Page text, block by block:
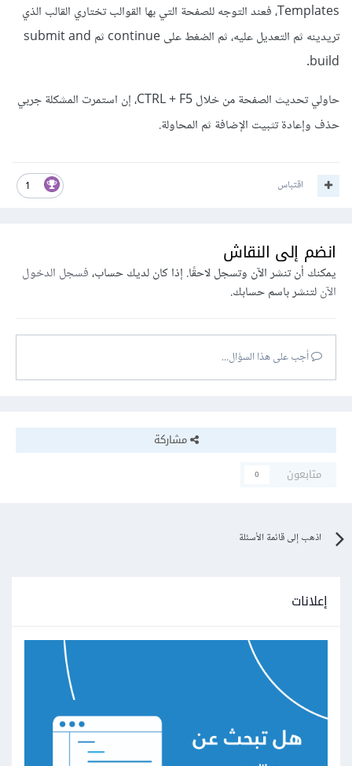
Templates، فعند التوجه للصفحة التي بها القوالب تختاري القالب الذي
تريدينه ثم التعديل عليه، ثم الضغط على continue ثم submit and
build.
حاولي تحديث الصفحة من خلال CTRL + F5، إن استمرت المشكلة جربي
حذف وإعادة تثبيت الإضافة ثم المحاولة.
1 اقتباس
انضم إلى النقاش
يمكنك أن تنشر الآن وتسجل لاحقًا. إذا كان لديك حساب،فسجل الدخول
الآنلتنشر باسم حسابك.
أجب على هذا السؤال...
مشاركة
متابعون
0
اذهب إلى قائمة الأسئلة
إعلانات